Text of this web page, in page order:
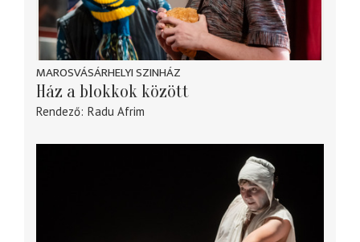
MAROSVÁSÁRHELYI SZINHÁZ
Ház a blokkok között
Rendező Radu Afrim